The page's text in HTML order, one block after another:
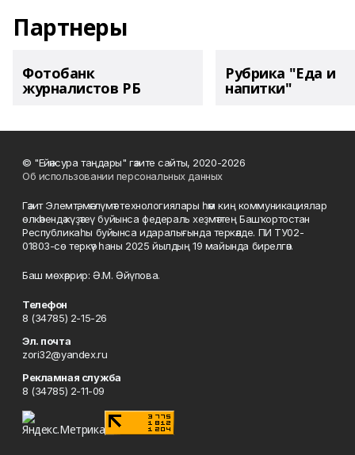
Партнеры
Фотобанк
журналистов РБ
Рубрика "Еда и
напитки"
© "Ейәнсура таңдары" гәзите сайты, 2020-2026
Об использовании персональных данных
Гәзит Элемтә, мәғлүмәт технологиялары һәм киң коммуникациялар
өлкәһендә күҙәтеү буйынса федераль хеҙмәттең Башҡортостан
Республикаһы буйынса идаралығында теркәлде. ПИ ТУ02-
01803-сө теркәү һаны 2025 йылдың 19 майында бирелгән.
Баш мөхәррир: Ә.М. Әйүпова.
Телефон
8 (34785) 2-15-26
Эл. почта
zori32@yandex.ru
Рекламная служба
8 (34785) 2-11-09